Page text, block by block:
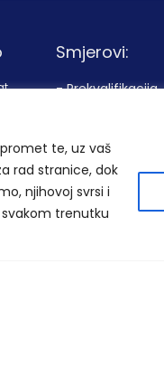
te, uz vaš
rad stranice, dok
njihovoj svrsi i
trenutku
Smjerovi:
- Prekvalifikacija
osposobljavanje